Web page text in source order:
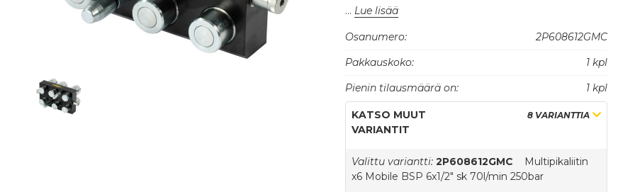
neste tai ilma vuotoja MultiFaster-pikaliittimen
liittimillä.
urosliittimillä tyyppi K3FNP, jotta saavutetaan
vaivaton liittäminen ja irrottaminen maksimaalisessa
työpaineessa.
Lue lisää
Osanumero:
2P608612GMC
Pakkauskoko:
1 kpl
Pienin tilausmäärä on:
1 kpl
KATSO MUUT
VARIANTIT
8 VARIANTTIA
Valittu variantti: 2P608612GMC
Multipikaliitin
x6 Mobile BSP 6x1/2" sk 70l/min 250bar